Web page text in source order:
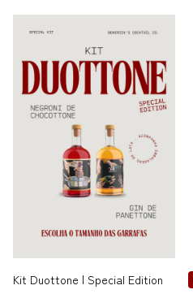
Kit Duottone | Special Edition